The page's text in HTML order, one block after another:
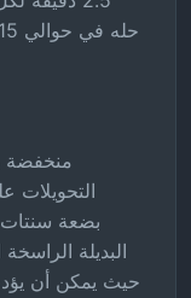
التحويلات
بضعة
البديلة